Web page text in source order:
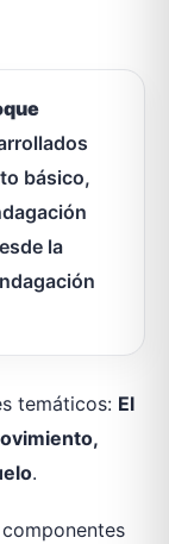
básico,
la
temáticos: El
.